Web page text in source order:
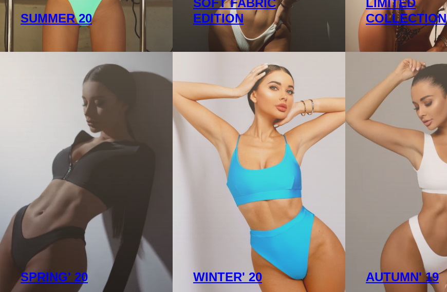
SUMMER 20
SOFT FABRIC
EDITION
LIMITED
COLLECTION
SPRING' 20 WINTER' 20 AUTUMN' 19